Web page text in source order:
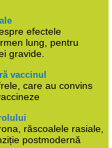
efectele
lung, pentru
gravide.
vaccinul
care au convins
răscoalele rasiale,
postmodernă